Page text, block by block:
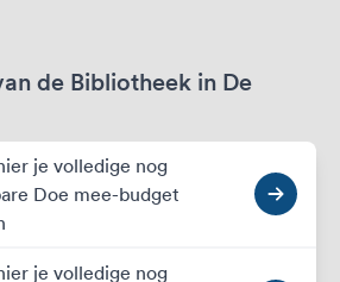
de Bibliotheek in De
je volledige nog
Doe mee-budget
je volledige nog